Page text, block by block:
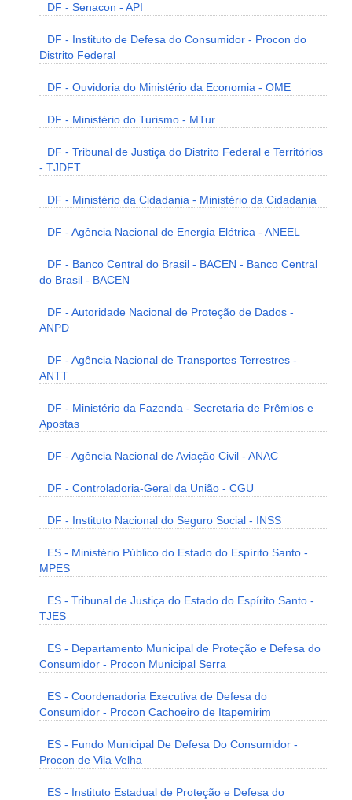
DF - Senacon - API
DF - Instituto de Defesa do Consumidor - Procon do
Distrito Federal
DF - Ouvidoria do Ministério da Economia - OME
DF - Ministério do Turismo - MTur
DF - Tribunal de Justiça do Distrito Federal e Territórios
- TJDFT
DF - Ministério da Cidadania - Ministério da Cidadania
DF - Agência Nacional de Energia Elétrica - ANEEL
DF - Banco Central do Brasil - BACEN - Banco Central
do Brasil - BACEN
DF - Autoridade Nacional de Proteção de Dados -
ANPD
DF - Agência Nacional de Transportes Terrestres -
ANTT
DF - Ministério da Fazenda - Secretaria de Prêmios e
Apostas
DF - Agência Nacional de Aviação Civil - ANAC
DF - Controladoria-Geral da União - CGU
DF - Instituto Nacional do Seguro Social - INSS
ES - Ministério Público do Estado do Espírito Santo -
MPES
ES - Tribunal de Justiça do Estado do Espírito Santo -
TJES
ES - Departamento Municipal de Proteção e Defesa do
Consumidor - Procon Municipal Serra
ES - Coordenadoria Executiva de Defesa do
Consumidor - Procon Cachoeiro de Itapemirim
ES - Fundo Municipal De Defesa Do Consumidor -
Procon de Vila Velha
ES - Instituto Estadual de Proteção e Defesa do